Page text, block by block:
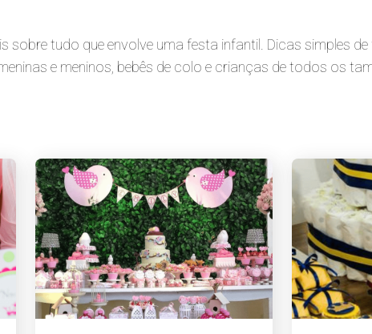
sobre tudo que envolve uma festa infantil. Dicas simples de
e meninos, bebês de colo e crianças de todos os